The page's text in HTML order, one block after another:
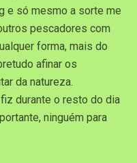
e só mesmo a sorte me
pescadores com
forma, mais do
afinar os
da natureza.
durante o resto do dia
ninguém para